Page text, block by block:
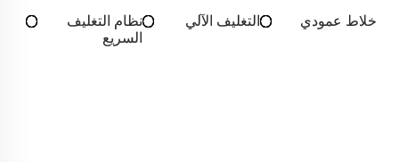
خلاط عمودي
التغليف الآلي
نظام التغليف
السريع